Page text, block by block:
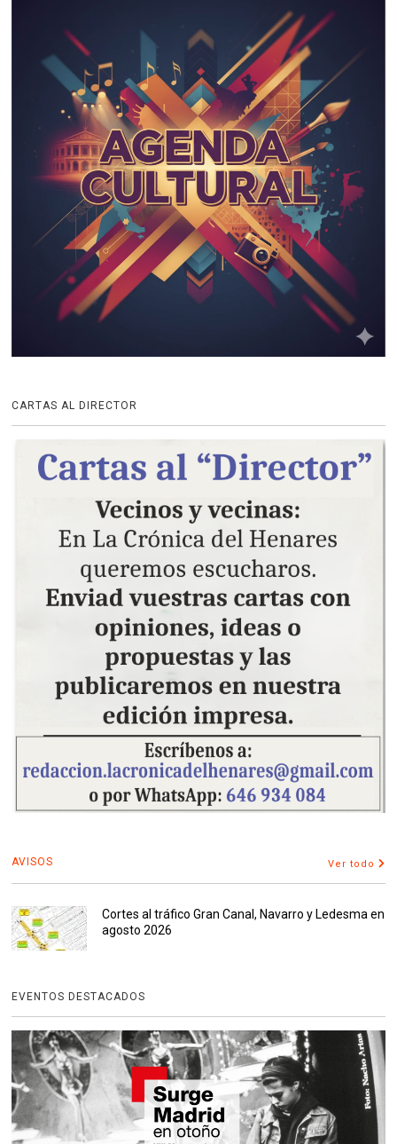
CARTAS AL DIRECTOR
AVISOS Ver todo
Cortes al tráfico Gran Canal, Navarro y Ledesma en
agosto 2026
EVENTOS DESTACADOS